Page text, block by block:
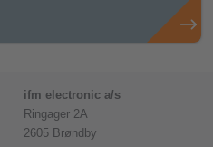
ifm electronic a/s
Ringager 2A
2605 Brøndby